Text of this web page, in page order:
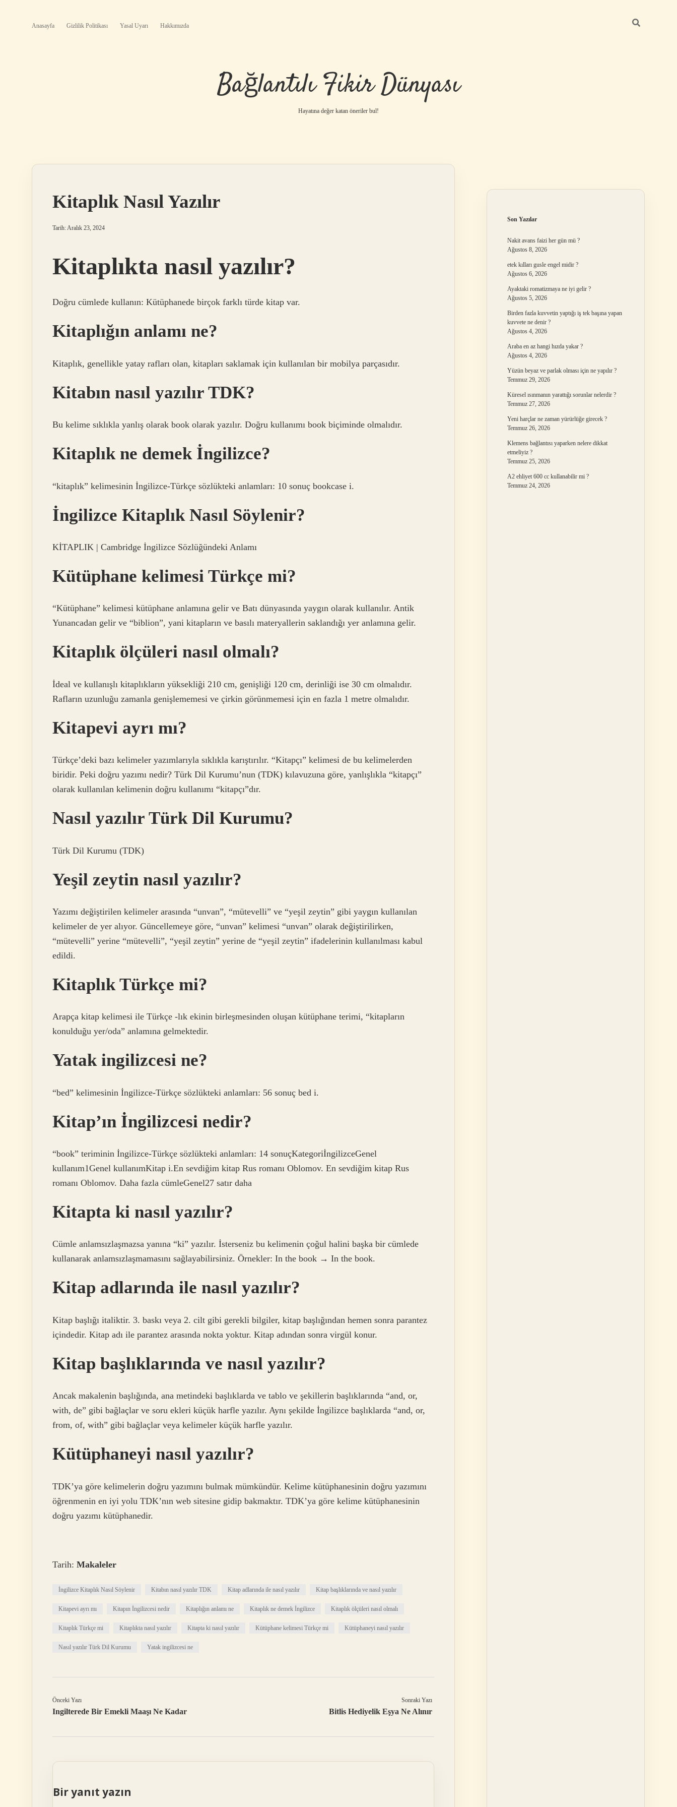
Anasayfa Gizlilik Politikası Yasal Uyarı Hakkımızda
Bağlantılı Fikir Dünyası
Hayatına değer katan öneriler bul!
Kitaplık Nasıl Yazılır
Tarih: Aralık 23, 2024
Kitaplıkta nasıl yazılır?
Doğru cümlede kullanın: Kütüphanede birçok farklı türde kitap var.
Kitaplığın anlamı ne?
Kitaplık, genellikle yatay rafları olan, kitapları saklamak için kullanılan bir mobilya parçasıdır.
Kitabın nasıl yazılır TDK?
Bu kelime sıklıkla yanlış olarak book olarak yazılır. Doğru kullanımı book biçiminde olmalıdır.
Kitaplık ne demek İngilizce?
“kitaplık” kelimesinin İngilizce-Türkçe sözlükteki anlamları: 10 sonuç bookcase i.
İngilizce Kitaplık Nasıl Söylenir?
KİTAPLIK | Cambridge İngilizce Sözlüğündeki Anlamı
Kütüphane kelimesi Türkçe mi?
“Kütüphane” kelimesi kütüphane anlamına gelir ve Batı dünyasında yaygın olarak kullanılır. Antik
Yunancadan gelir ve “biblion”, yani kitapların ve basılı materyallerin saklandığı yer anlamına gelir.
Kitaplık ölçüleri nasıl olmalı?
İdeal ve kullanışlı kitaplıkların yüksekliği 210 cm, genişliği 120 cm, derinliği ise 30 cm olmalıdır.
Rafların uzunluğu zamanla genişlememesi ve çirkin görünmemesi için en fazla 1 metre olmalıdır.
Kitapevi ayrı mı?
Türkçe’deki bazı kelimeler yazımlarıyla sıklıkla karıştırılır. “Kitapçı” kelimesi de bu kelimelerden
biridir. Peki doğru yazımı nedir? Türk Dil Kurumu’nun (TDK) kılavuzuna göre, yanlışlıkla “kitapçı”
olarak kullanılan kelimenin doğru kullanımı “kitapçı”dır.
Nasıl yazılır Türk Dil Kurumu?
Türk Dil Kurumu (TDK)
Yeşil zeytin nasıl yazılır?
Yazımı değiştirilen kelimeler arasında “unvan”, “mütevelli” ve “yeşil zeytin” gibi yaygın kullanılan
kelimeler de yer alıyor. Güncellemeye göre, “unvan” kelimesi “unvan” olarak değiştirilirken,
“mütevelli” yerine “mütevelli”, “yeşil zeytin” yerine de “yeşil zeytin” ifadelerinin kullanılması kabul
edildi.
Kitaplık Türkçe mi?
Arapça kitap kelimesi ile Türkçe -lık ekinin birleşmesinden oluşan kütüphane terimi, “kitapların
konulduğu yer/oda” anlamına gelmektedir.
Yatak ingilizcesi ne?
“bed” kelimesinin İngilizce-Türkçe sözlükteki anlamları: 56 sonuç bed i.
Kitap’ın İngilizcesi nedir?
“book” teriminin İngilizce-Türkçe sözlükteki anlamları: 14 sonuçKategoriİngilizceGenel
kullanım1Genel kullanımKitap i.En sevdiğim kitap Rus romanı Oblomov. En sevdiğim kitap Rus
romanı Oblomov. Daha fazla cümleGenel27 satır daha
Kitapta ki nasıl yazılır?
Cümle anlamsızlaşmazsa yanına “ki” yazılır. İsterseniz bu kelimenin çoğul halini başka bir cümlede
kullanarak anlamsızlaşmamasını sağlayabilirsiniz. Örnekler: In the book → In the book.
Kitap adlarında ile nasıl yazılır?
Kitap başlığı italiktir. 3. baskı veya 2. cilt gibi gerekli bilgiler, kitap başlığından hemen sonra parantez
içindedir. Kitap adı ile parantez arasında nokta yoktur. Kitap adından sonra virgül konur.
Kitap başlıklarında ve nasıl yazılır?
Ancak makalenin başlığında, ana metindeki başlıklarda ve tablo ve şekillerin başlıklarında “and, or,
with, de” gibi bağlaçlar ve soru ekleri küçük harfle yazılır. Aynı şekilde İngilizce başlıklarda “and, or,
from, of, with” gibi bağlaçlar veya kelimeler küçük harfle yazılır.
Kütüphaneyi nasıl yazılır?
TDK’ya göre kelimelerin doğru yazımını bulmak mümkündür. Kelime kütüphanesinin doğru yazımını
öğrenmenin en iyi yolu TDK’nın web sitesine gidip bakmaktır. TDK’ya göre kelime kütüphanesinin
doğru yazımı kütüphanedir.
Tarih: Makaleler
İngilizce Kitaplık Nasıl Söylenir Kitabın nasıl yazılır TDK Kitap adlarında ile nasıl yazılır Kitap başlıklarında ve nasıl yazılır
Kitapevi ayrı mı Kitapın İngilizcesi nedir Kitaplığın anlamı ne Kitaplık ne demek İngilizce Kitaplık ölçüleri nasıl olmalı
Kitaplık Türkçe mi Kitaplıkta nasıl yazılır Kitapta ki nasıl yazılır Kütüphane kelimesi Türkçe mi Kütüphaneyi nasıl yazılır
Nasıl yazılır Türk Dil Kurumu Yatak ingilizcesi ne
Önceki Yazı
Ingilterede Bir Emekli Maaşı Ne Kadar
Sonraki Yazı
Bitlis Hediyelik Eşya Ne Alınır
Bir yanıt yazın
Son Yazılar
Nakit avans faizi her gün mü ?
Ağustos 8, 2026
etek kılları gusle engel midir ?
Ağustos 6, 2026
Ayaktaki romatizmaya ne iyi gelir ?
Ağustos 5, 2026
Birden fazla kuvvetin yaptığı iş tek başına yapan
kuvvete ne denir ?
Ağustos 4, 2026
Araba en az hangi hızda yakar ?
Ağustos 4, 2026
Yüzün beyaz ve parlak olması için ne yapılır ?
Temmuz 29, 2026
Küresel ısınmanın yarattığı sorunlar nelerdir ?
Temmuz 27, 2026
Yeni harçlar ne zaman yürürlüğe girecek ?
Temmuz 26, 2026
Klemens bağlantısı yaparken nelere dikkat
etmeliyiz ?
Temmuz 25, 2026
A2 ehliyet 600 cc kullanabilir mi ?
Temmuz 24, 2026